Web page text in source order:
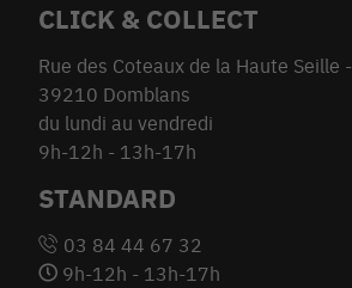
CLICK & COLLECT
Rue des Coteaux de la Haute Seille -
39210 Domblans
du lundi au vendredi
9h-12h - 13h-17h
STANDARD
03 84 44 67 32
9h-12h - 13h-17h